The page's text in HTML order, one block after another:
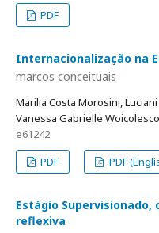
PDF
Internacionalização na
marcos conceituais
Marilia Costa Morosini,
Vanessa Gabrielle Woicolesco
e61242
PDF
PDF
Estágio
reflexiva